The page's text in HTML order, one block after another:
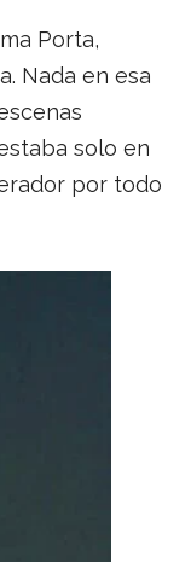
Porta,
Nada en esa
solo en
por todo